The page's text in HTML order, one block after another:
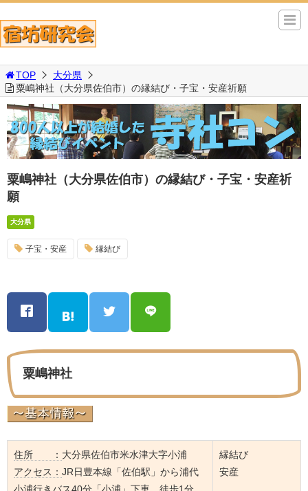
TOP
大分県
粟嶋神社（大分県佐伯市）の縁結び・子宝・安産祈願
粟嶋神社（大分県佐伯市）の縁結び・子宝・安産祈
願
大分県
子宝・安産 縁結び
粟嶋神社
住所 ： 大分県佐伯市米水津大字小浦
アクセス： JR日豊本線「佐伯駅」から浦代
縁結び
安産